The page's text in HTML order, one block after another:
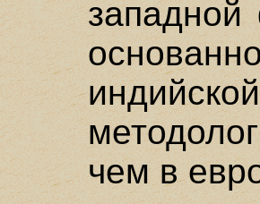
западной
чем в